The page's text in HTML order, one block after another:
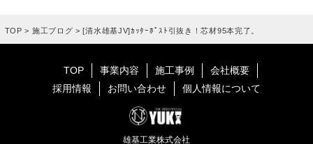
TOP > 施工ブログ > [清水雄基JV]ｶｯﾀｰﾎﾟｽﾄ引抜き！芯材95本完了。
TOP 事業内容 施工事例
会社概要
採用情報
お問い合わせ 個人情報について
雄基工業株式会社